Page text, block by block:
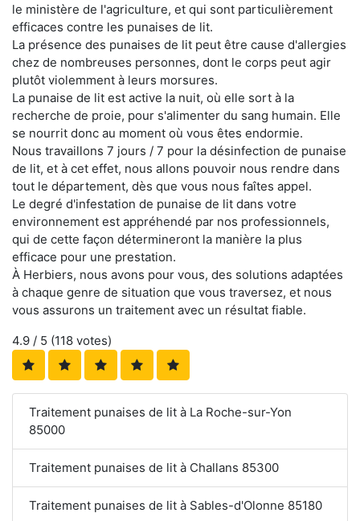
le ministère de l'agriculture, et qui sont particulièrement
efficaces contre les punaises de lit.
La présence des punaises de lit peut être cause d'allergies
chez de nombreuses personnes, dont le corps peut agir
plutôt violemment à leurs morsures.
La punaise de lit est active la nuit, où elle sort à la
recherche de proie, pour s'alimenter du sang humain. Elle
se nourrit donc au moment où vous êtes endormie.
Nous travaillons 7 jours / 7 pour la désinfection de punaise
de lit, et à cet effet, nous allons pouvoir nous rendre dans
tout le département, dès que vous nous faîtes appel.
Le degré d'infestation de punaise de lit dans votre
environnement est appréhendé par nos professionnels,
qui de cette façon détermineront la manière la plus
efficace pour une prestation.
À Herbiers, nous avons pour vous, des solutions adaptées
à chaque genre de situation que vous traversez, et nous
vous assurons un traitement avec un résultat fiable.
4.9 / 5 (118 votes)
Traitement punaises de lit à La Roche-sur-Yon
85000
Traitement punaises de lit à Challans 85300
Traitement punaises de lit à Sables-d'Olonne 85180